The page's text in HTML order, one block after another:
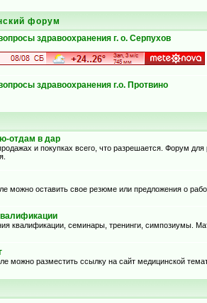
форум
здравоохранения г. о. Серпухов
здравоохранения г.о. Протвино
отдам в дар
и покупках всего, что разрешается. Форум
можно оставить свое резюме или предложения о
квалификации, семинары, тренинги, симпозиумы.
можно разместить ссылку на сайт медицинской